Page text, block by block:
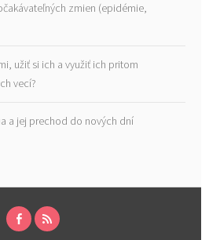
zmien (epidémie,
užiť si ich a využiť ich pritom
vecí?
a jej prechod do nových dní